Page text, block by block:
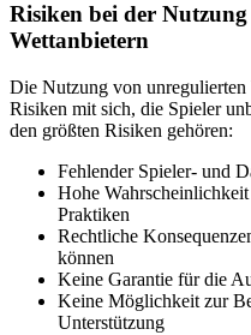
Risiken bei der
Wettanbietern
Die Nutzung von
Risiken mit sich, die Spieler
den größten Risiken gehören:
Fehlender Spieler- und
Hohe
Praktiken
Rechtliche
können
Keine Garantie für die
Keine Möglichkeit zur
Unterstützung